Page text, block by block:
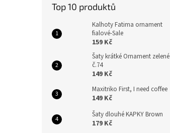
Top 10 produktů
Kalhoty Fatima ornament
fialové-Sale
159 Kč
Šaty krátké Ornament zelené
č.74
149 Kč
Maxitriko First, I need coffee
149 Kč
Šaty dlouhé KAPKY Brown
179 Kč